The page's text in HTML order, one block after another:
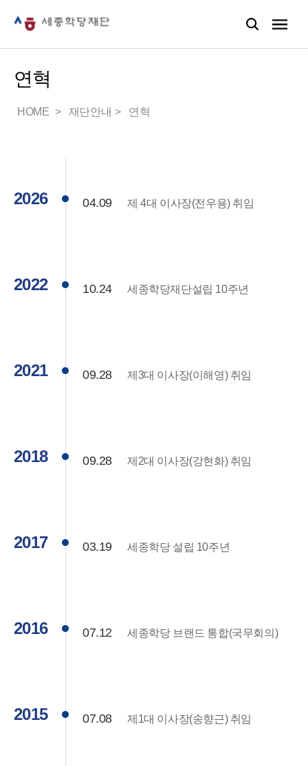
연혁
HOME 재단안내 연혁
2026 04.09 제 4대 이사장(전우용) 취임
2022 10.24 세종학당재단설립 10주년
2021 09.28 제3대 이사장(이해영) 취임
2018 09.28 제2대 이사장(강현화) 취임
2017 03.19 세종학당 설립 10주년
2016 07.12 세종학당 브랜드 통합(국무회의)
2015 07.08 제1대 이사장(송향근) 취임